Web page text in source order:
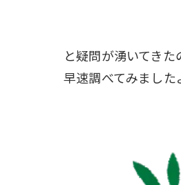
と疑問が湧いてき
早速調べてみました